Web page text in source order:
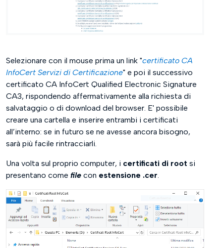
Selezionare con il mouse prima un link "certificato CA
InfoCert Servizi di Certificazione" e poi il successivo
certificato CA InfoCert Qualified Electronic Signature
CA3, rispondendo affermativamente alla richiesta di
salvataggio o di download del browser. E' possibile
creare una cartella e inserire entrambi i certificati
all’interno: se in futuro se ne avesse ancora bisogno,
sarà più facile rintracciarli.
Una volta sul proprio computer, i certificati di root si
presentano come file con estensione .cer